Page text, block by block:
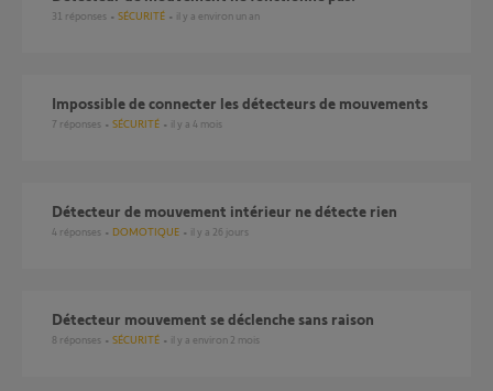
31 réponses SÉCURITÉ il y a environ un an
Impossible de connecter les détecteurs de mouvements
7 réponses SÉCURITÉ il y a 4 mois
Détecteur de mouvement intérieur ne détecte rien
4 réponses DOMOTIQUE il y a 26 jours
Détecteur mouvement se déclenche sans raison
8 réponses SÉCURITÉ il y a environ 2 mois